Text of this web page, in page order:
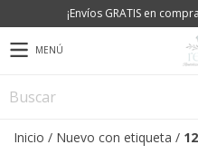
¡Envíos GRATIS en
MENÚ
Inicio / Nuevo con etiqueta /